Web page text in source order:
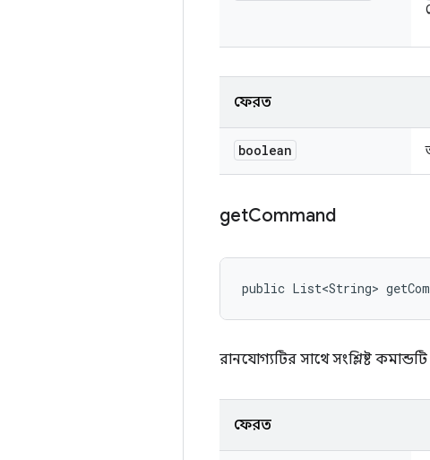
ফেরত
boolean
getCommand
public List<String>
রানযোগ্যটির সাথে সংশ্লিষ্ট
ফেরত